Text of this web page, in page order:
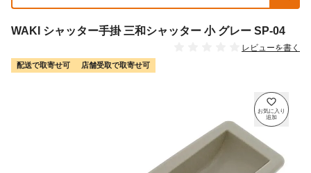
WAKI シャッター手掛 三和シャッター 小 グレー SP-04
レビューを書く
配送で取寄せ可 店舗受取で取寄せ可